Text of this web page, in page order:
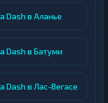
Dash в Аланье
Dash в Батуми
Dash в Лас-Вегасе